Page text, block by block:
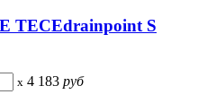
TECEdrainpoint S
x 4 183 руб